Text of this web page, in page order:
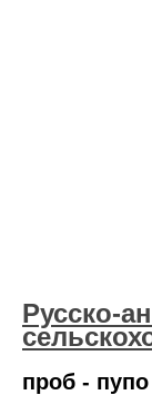
Русско-
проб - пупо